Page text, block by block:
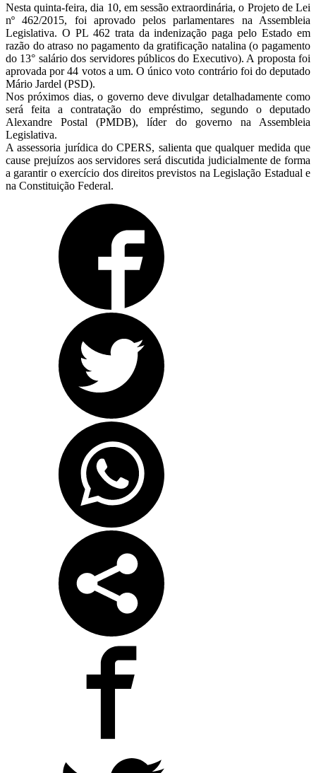
Nesta quinta-feira, dia 10, em sessão extraordinária, o Projeto de Lei
nº 462/2015, foi aprovado pelos parlamentares na Assembleia
Legislativa. O PL 462 trata da indenização paga pelo Estado em
razão do atraso no pagamento da gratificação natalina (o pagamento
do 13° salário dos servidores públicos do Executivo). A proposta foi
aprovada por 44 votos a um. O único voto contrário foi do deputado
Mário Jardel (PSD).
Nos próximos dias, o governo deve divulgar detalhadamente como
será feita a contratação do empréstimo, segundo o deputado
Alexandre Postal (PMDB), líder do governo na Assembleia
Legislativa.
A assessoria jurídica do CPERS, salienta que qualquer medida que
cause prejuízos aos servidores será discutida judicialmente de forma
a garantir o exercício dos direitos previstos na Legislação Estadual e
na Constituição Federal.